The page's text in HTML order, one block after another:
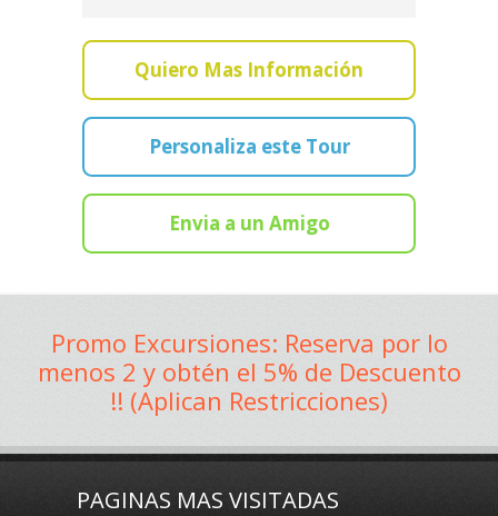
Quiero Mas Información
Personaliza este Tour
Envia a un Amigo
Promo Excursiones: Reserva por lo
menos 2 y obtén el 5% de Descuento
!! (Aplican Restricciones)
PAGINAS MAS VISITADAS